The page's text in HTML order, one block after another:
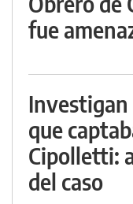
fue
Investigan
que
Cipolletti:
del caso